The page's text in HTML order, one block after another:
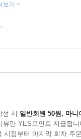
보기
성 시 일반회원 50원, 마니
뷰만 YES포인트 지급됩니
시점부터 마지막 회차 주